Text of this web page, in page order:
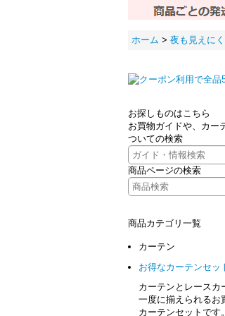
ホーム > 夜も見えに
お探しものはこちら
お買物ガイドや、カー
ついての検索
商品ページの検索
商品カテゴリ一覧
カーテン
お得なカーテンセッ
カーテンとレースカ
一度に揃えられるお
カーテンセットです。